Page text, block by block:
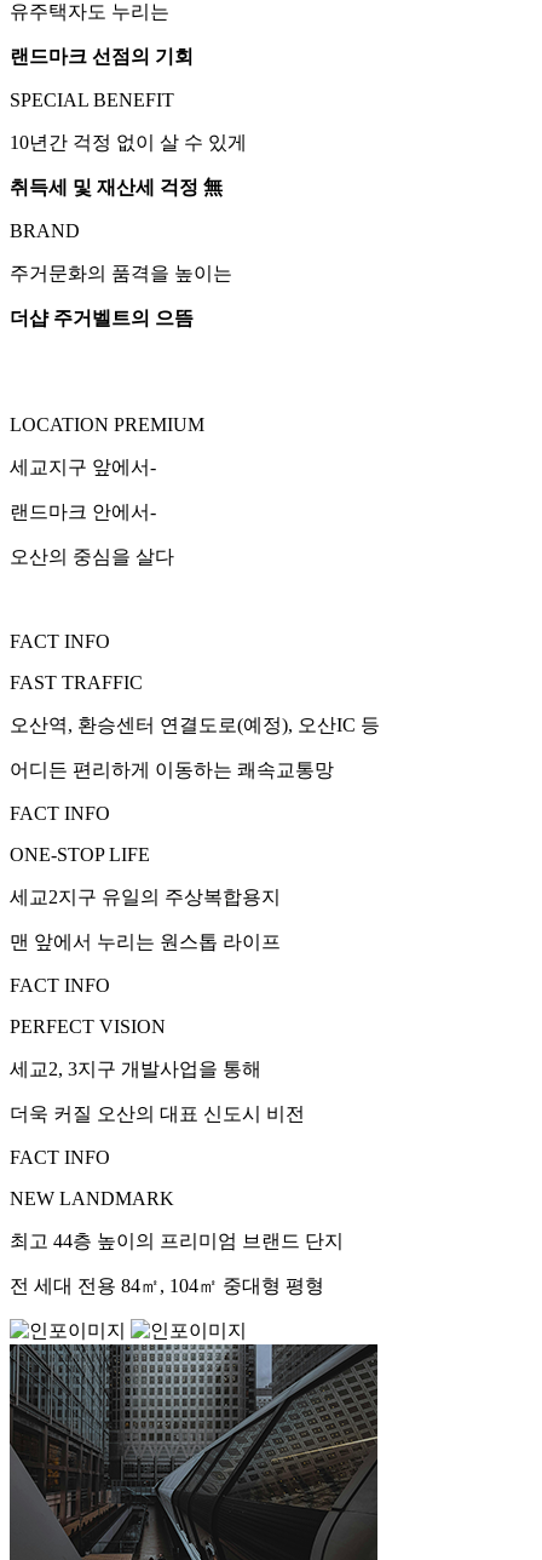
유주택자도 누리는
랜드마크 선점의 기회
SPECIAL BENEFIT
10년간 걱정 없이 살 수 있게
취득세 및 재산세 걱정 無
BRAND
주거문화의 품격을 높이는
더샵 주거벨트의 으뜸
LOCATION PREMIUM
세교지구 앞에서-
랜드마크 안에서-
오산의 중심을 살다
FACT INFO
FAST TRAFFIC
오산역, 환승센터 연결도로(예정), 오산IC 등
어디든 편리하게 이동하는 쾌속교통망
FACT INFO
ONE-STOP LIFE
세교2지구 유일의 주상복합용지
맨 앞에서 누리는 원스톱 라이프
FACT INFO
PERFECT VISION
세교2, 3지구 개발사업을 통해
더욱 커질 오산의 대표 신도시 비전
FACT INFO
NEW LANDMARK
최고 44층 높이의 프리미엄 브랜드 단지
전 세대 전용 84㎡, 104㎡ 중대형 평형